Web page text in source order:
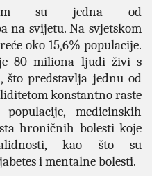
su jedna od
na svijetu. Na svjetskom
oko 15,6% populacije.
80 miliona ljudi živi s
predstavlja jednu od
konstantno raste
medicinskih
hroničnih bolesti koje
kao što su
i mentalne bolesti.